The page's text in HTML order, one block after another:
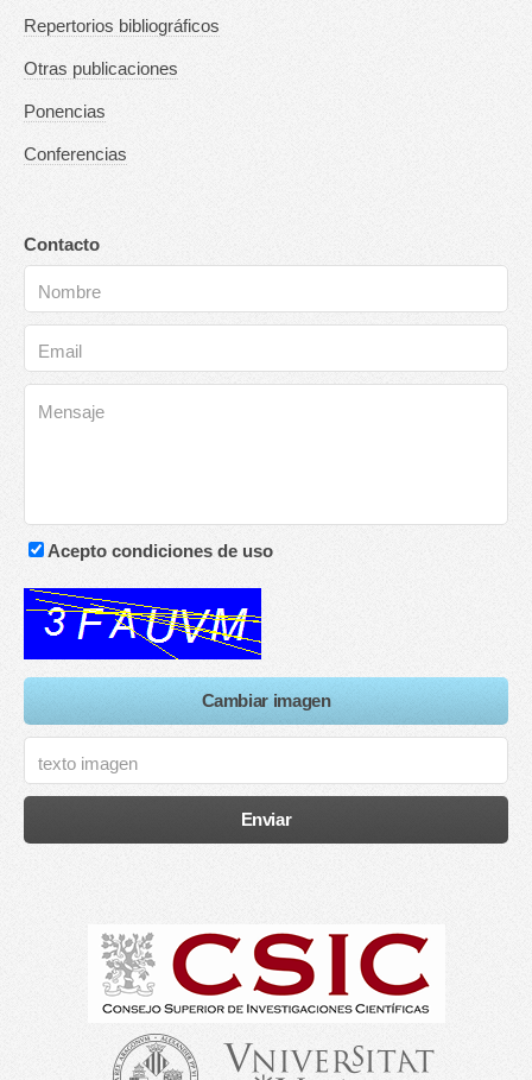
Repertorios bibliográficos
Otras publicaciones
Ponencias
Conferencias
Contacto
Acepto condiciones de uso
Cambiar imagen